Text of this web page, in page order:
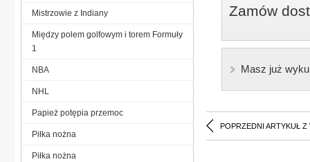
Zamów
Masz już
POPRZEDNI ARTYKUŁ Z
Mistrzowie z Indiany
Między polem golfowym i torem Formuły
1
NBA
NHL
Papież potępia przemoc
Piłka nożna
Piłka nożna